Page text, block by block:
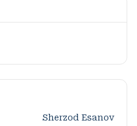
Sherzod Esanov